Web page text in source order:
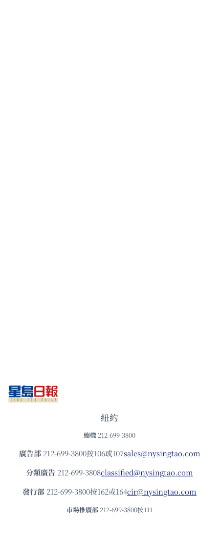
紐約
總機 212-699-3800
廣告部212-699-3800按106或107sales@nysingtao.com
分類廣告 212-699-3808classified@nysingtao.com
發⾏部 212-699-3800按162或164cir@nysingtao.com
市場推廣部 212-699-3800按111